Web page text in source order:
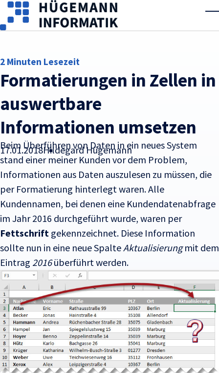
Skip to main content
2 Minuten Lesezeit
Formatierungen in Zellen in
auswertbare
Informationen umsetzen
17.01.2018Hildegard Hügemann
Beim Überführen von Daten in ein neues System
stand einer meiner Kunden vor dem Problem,
Informationen aus Daten auszulesen zu müssen, die
per Formatierung hinterlegt waren.Alle
Kundennamen, bei denen eine Kundendatenabfrage
im Jahr 2016 durchgeführt wurde, waren per
Fettschrift gekennzeichnet. Diese Information
sollte nun in eine neue SpalteAktualisierungmit dem
Eintrag 2016überführt werden.